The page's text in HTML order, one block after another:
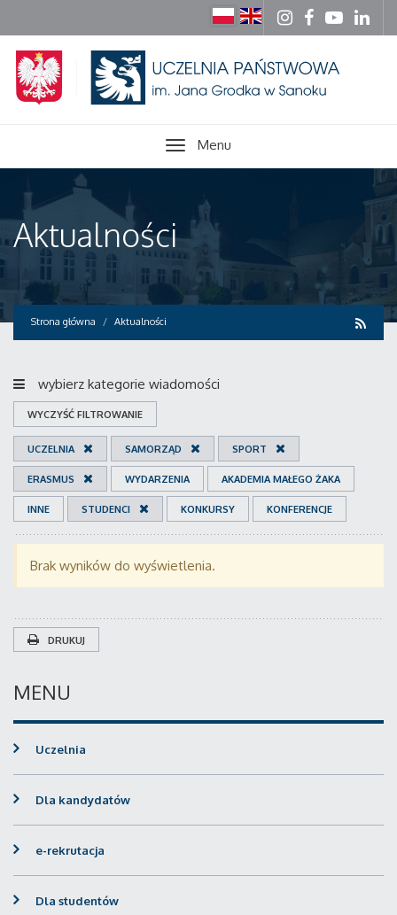
Menu
Aktualności
Strona główna Aktualności
wybierz kategorie wiadomości
WYCZYŚĆ FILTROWANIE
UCZELNIA SAMORZĄD SPORT
ERASMUS WYDARZENIA AKADEMIA MAŁEGO ŻAKA
INNE STUDENCI KONKURSY KONFERENCJE
Brak wyników do wyświetlenia.
DRUKUJ
MENU
Uczelnia
Dla kandydatów
e-rekrutacja
Dla studentów